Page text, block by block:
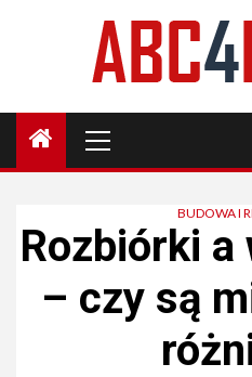
Menu
BUDOWA I
Rozbiórki a
– czy są